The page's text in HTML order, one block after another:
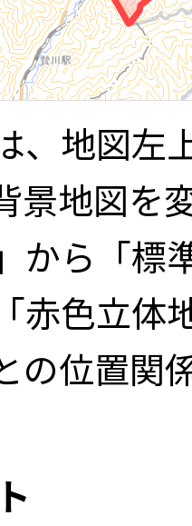
、地図左
景地図を
から「
赤色立体
の位置関